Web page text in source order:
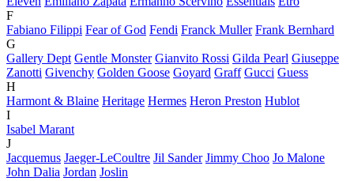
F
Fabiano Filippi Fear of God Fendi Franck Muller Frank Bernhard
G
Gallery Dept Gentle Monster Gianvito Rossi Gilda Pearl Giuseppe
Zanotti Givenchy Golden Goose Goyard Graff Gucci Guess
H
Harmont & Blaine Heritage Hermes Heron Preston Hublot
I
Isabel Marant
J
Jacquemus Jaeger-LeCoultre Jil Sander Jimmy Choo Jo Malone
John Dalia Jordan Joslin